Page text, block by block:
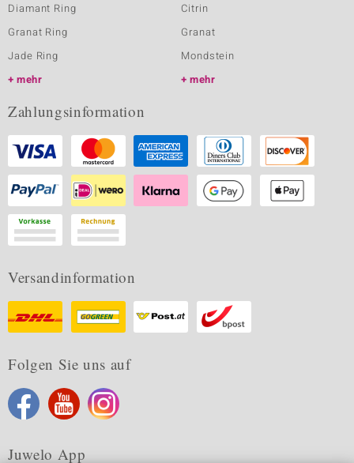
Diamant Ring
Granat Ring
Jade Ring
mehr
Citrin
Granat
Mondstein
mehr
Zahlungsinformation
Versandinformation
Folgen Sie uns auf
Juwelo App